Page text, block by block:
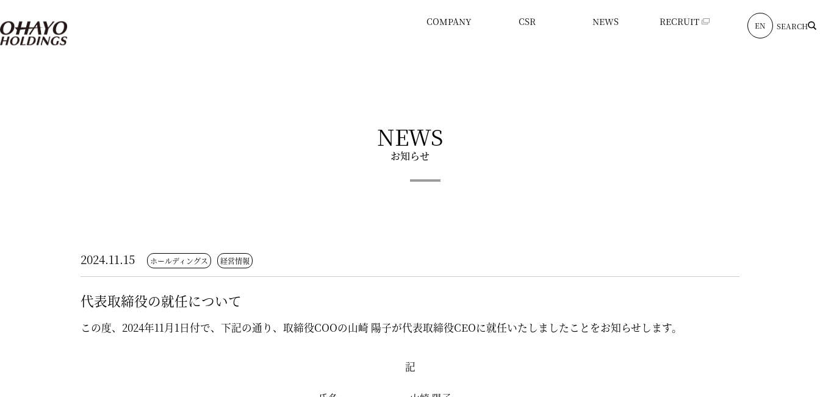
COMPANY CSR NEWS RECRUIT EN SEARCH
NEWS
お知らせ
2024.11.15 ホールディングス 経営情報
代表取締役の就任について
この度、2024年11月1日付で、下記の通り、取締役COOの山崎 陽子が代表取締役CEOに就任いたしましたことをお知らせします。
記